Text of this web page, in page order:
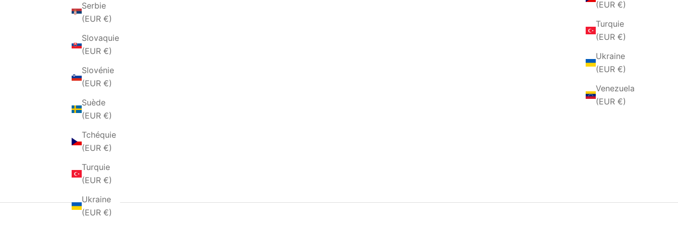
(EUR €)
Turquie
(EUR €)
Ukraine
(EUR €)
Venezuela
(EUR €)
Serbie
(EUR €)
Slovaquie
(EUR €)
Slovénie
(EUR €)
Suède
(EUR €)
Tchéquie
(EUR €)
Turquie
(EUR €)
Ukraine
(EUR €)
PRODUITS